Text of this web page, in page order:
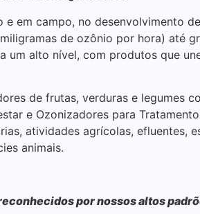
em campo, no desenvolvimento
de ozônio por hora) até
um alto nível, com produtos que
de frutas, verduras e legumes
e Ozonizadores para
atividades agrícolas, efluentes,
animais.
por nossos altos